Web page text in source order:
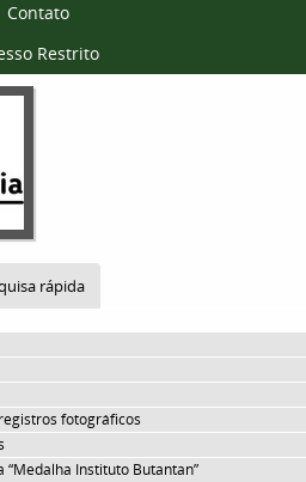
Contato
Restrito
rápida
fotográficos
Instituto Butantan”